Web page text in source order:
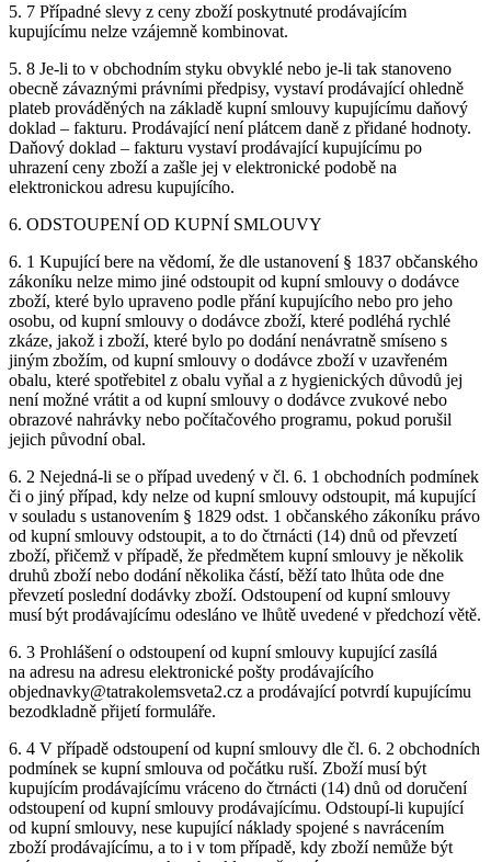
5. 7 Případné slevy z ceny zboží poskytnuté prodávajícím
kupujícímu nelze vzájemně kombinovat.
5. 8 Je-li to v obchodním styku obvyklé nebo je-li tak stanoveno
obecně závaznými právními předpisy, vystaví prodávající ohledně
plateb prováděných na základě kupní smlouvy kupujícímu daňový
doklad – fakturu. Prodávající není plátcem daně z přidané hodnoty.
Daňový doklad – fakturu vystaví prodávající kupujícímu po
uhrazení ceny zboží a zašle jej v elektronické podobě na
elektronickou adresu kupujícího.
6. ODSTOUPENÍ OD KUPNÍ SMLOUVY
6. 1 Kupující bere na vědomí, že dle ustanovení § 1837 občanského
zákoníku nelze mimo jiné odstoupit od kupní smlouvy o dodávce
zboží, které bylo upraveno podle přání kupujícího nebo pro jeho
osobu, od kupní smlouvy o dodávce zboží, které podléhá rychlé
zkáze, jakož i zboží, které bylo po dodání nenávratně smíseno s
jiným zbožím, od kupní smlouvy o dodávce zboží v uzavřeném
obalu, které spotřebitel z obalu vyňal a z hygienických důvodů jej
není možné vrátit a od kupní smlouvy o dodávce zvukové nebo
obrazové nahrávky nebo počítačového programu, pokud porušil
jejich původní obal.
6. 2 Nejedná-li se o případ uvedený v čl. 6. 1 obchodních podmínek
či o jiný případ, kdy nelze od kupní smlouvy odstoupit, má kupující
v souladu s ustanovením § 1829 odst. 1 občanského zákoníku právo
od kupní smlouvy odstoupit, a to do čtrnácti (14) dnů od převzetí
zboží, přičemž v případě, že předmětem kupní smlouvy je několik
druhů zboží nebo dodání několika částí, běží tato lhůta ode dne
převzetí poslední dodávky zboží. Odstoupení od kupní smlouvy
musí být prodávajícímu odesláno ve lhůtě uvedené v předchozí větě.
6. 3 Prohlášení o odstoupení od kupní smlouvy kupující zasílá
na adresu na adresu elektronické pošty prodávajícího
objednavky@tatrakolemsveta2.cz a prodávající potvrdí kupujícímu
bezodkladně přijetí formuláře.
6. 4 V případě odstoupení od kupní smlouvy dle čl. 6. 2 obchodních
podmínek se kupní smlouva od počátku ruší. Zboží musí být
kupujícím prodávajícímu vráceno do čtrnácti (14) dnů od doručení
odstoupení od kupní smlouvy prodávajícímu. Odstoupí-li kupující
od kupní smlouvy, nese kupující náklady spojené s navrácením
zboží prodávajícímu, a to i v tom případě, kdy zboží nemůže být